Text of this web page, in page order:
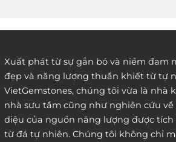
3. Đặt hàng thông quaemail hay
chúng tôi:
Xuất phát từ sự gắn bó và niềm đam
đẹp và năng lượng thuần khiết từ tự
VietGemstones, chúng tôi vừa là nhà
nhà sưu tầm cũng như nghiên cứu
diệu của nguồn năng lượng được
từ đá tự nhiên. Chúng tôi không chỉ